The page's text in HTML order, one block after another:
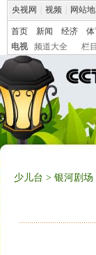
央视网 视频 网站
首页 新闻 经济
电视
频道大全 栏
少儿台 > 银河剧场